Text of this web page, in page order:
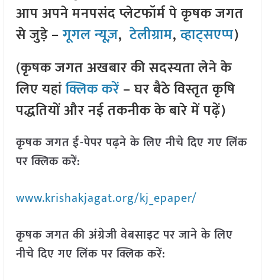
आप अपने मनपसंद प्लेटफॉर्म पे कृषक जगत
से जुड़े –गूगल न्यूज़,टेलीग्राम,व्हाट्सएप्प)
(कृषक जगत अखबार की सदस्यता लेने के
लिए यहांक्लिक करें– घर बैठे विस्तृत कृषि
पद्धतियों और नई तकनीक के बारे में पढ़ें)
कृषक जगत ई-पेपर पढ़ने के लिए नीचे दिए गए लिंक
पर क्लिक करें:
www.krishakjagat.org/kj_epaper/
कृषक जगत की अंग्रेजी वेबसाइट पर जाने के लिए
नीचे दिए गए लिंक पर क्लिक करें: